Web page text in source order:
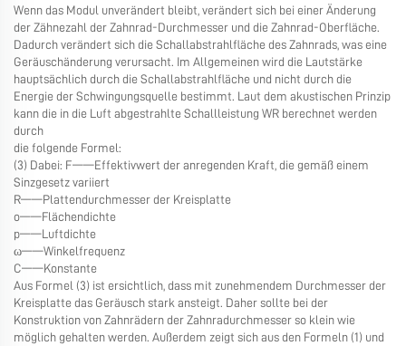
Wenn das Modul unverändert bleibt, verändert sich bei einer Änderung
der Zähnezahl der Zahnrad-Durchmesser und die Zahnrad-Oberfläche.
Dadurch verändert sich die Schallabstrahlfläche des Zahnrads, was eine
Geräuschänderung verursacht. Im Allgemeinen wird die Lautstärke
hauptsächlich durch die Schallabstrahlfläche und nicht durch die
Energie der Schwingungsquelle bestimmt. Laut dem akustischen Prinzip
kann die in die Luft abgestrahlte Schallleistung WR berechnet werden
durch
die folgende Formel:
(3) Dabei: F——Effektivwert der anregenden Kraft, die gemäß einem
Sinzgesetz variiert
R——Plattendurchmesser der Kreisplatte
o——Flächendichte
p——Luftdichte
ω——Winkelfrequenz
C——Konstante
Aus Formel (3) ist ersichtlich, dass mit zunehmendem Durchmesser der
Kreisplatte das Geräusch stark ansteigt. Daher sollte bei der
Konstruktion von Zahnrädern der Zahnradurchmesser so klein wie
möglich gehalten werden. Außerdem zeigt sich aus den Formeln (1) und